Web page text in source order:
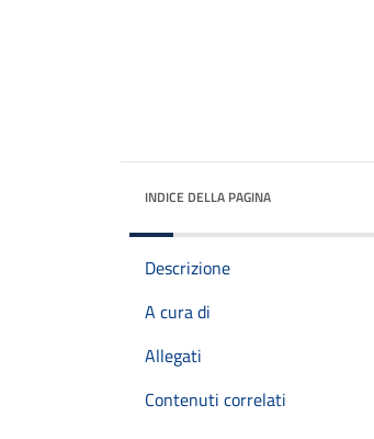
INDICE DELLA PAGINA
Descrizione
A cura di
Allegati
Contenuti correlati